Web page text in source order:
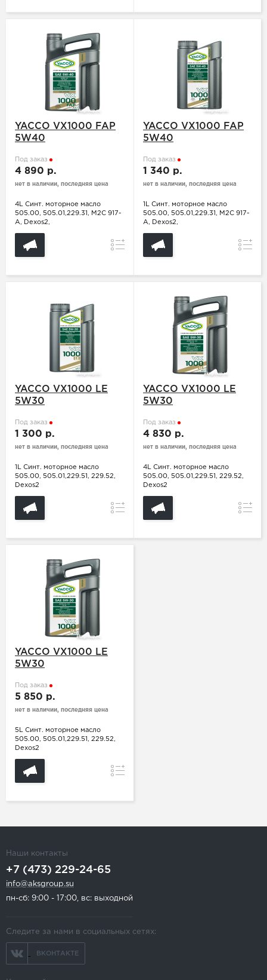
YACCO VX1000 FAP
5W40
Под заказ
4 890 р.
нет в наличии, последняя цена
4L Синт. моторное масло
505.00, 505.01,229.31, M2C 917-
A, Dexos2,
Сравнение
YACCO VX1000 FAP
5W40
Под заказ
1 340 р.
нет в наличии, последняя цена
1L Синт. моторное масло
505.00, 505.01,229.31, M2C 917-
A, Dexos2,
YACCO VX1000 LE
5W30
Под заказ
1 300 р.
нет в наличии, последняя цена
1L Синт. моторное масло
505.00, 505.01,229.51, 229.52,
Dexos2
Сравнение
YACCO VX1000 LE
5W30
Под заказ
4 830 р.
нет в наличии, последняя цена
4L Синт. моторное масло
505.00, 505.01,229.51, 229.52,
Dexos2
YACCO VX1000 LE
5W30
Под заказ
5 850 р.
нет в наличии, последняя цена
5L Синт. моторное масло
505.00, 505.01,229.51, 229.52,
Dexos2
Сравнение
Наши контакты
+7 (473) 229-24-65
info@aksgroup.su
пн-сб: 9:00 - 17:00, вс: выходной
Следите за нами в социальных сетях:
ВКОНТАКТЕ